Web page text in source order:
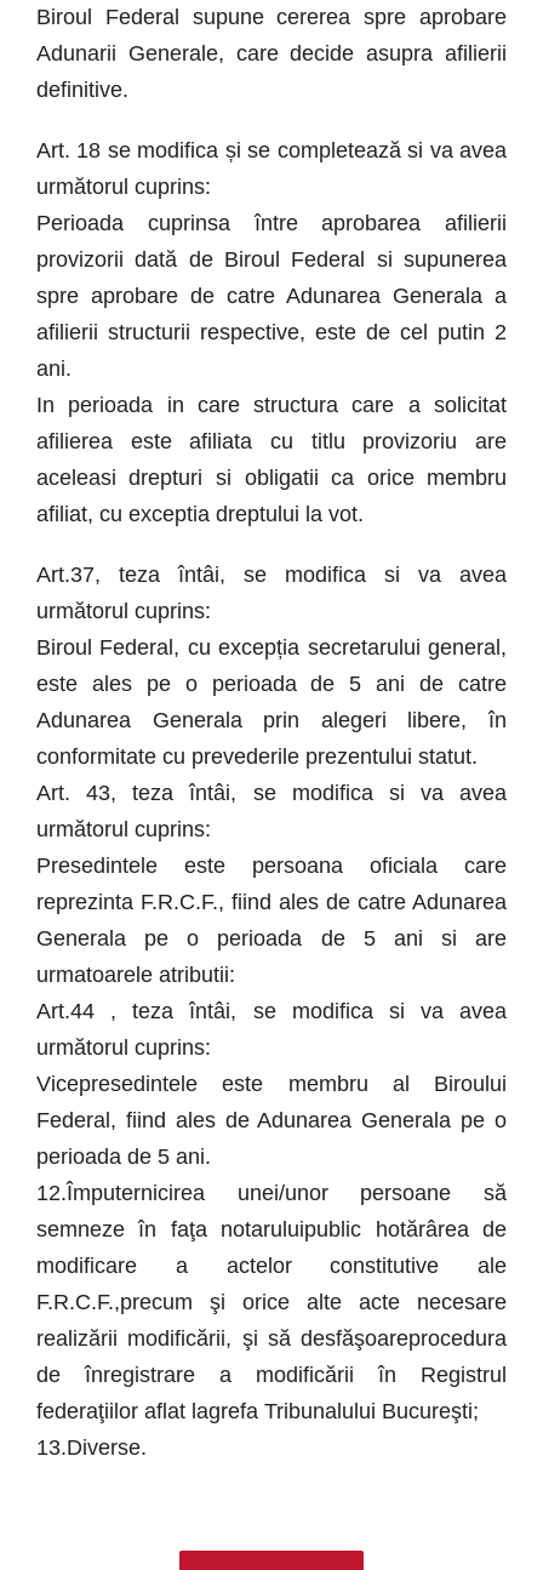
Biroul Federal supune cererea spre aprobare
Adunarii Generale, care decide asupra afilierii
definitive.
Art. 18 se modifica și se completează si va avea
următorul cuprins:
Perioada cuprinsa între aprobarea afilierii
provizorii dată de Biroul Federal si supunerea
spre aprobare de catre Adunarea Generala a
afilierii structurii respective, este de cel putin 2
ani.
In perioada in care structura care a solicitat
afilierea este afiliata cu titlu provizoriu are
aceleasi drepturi si obligatii ca orice membru
afiliat, cu exceptia dreptului la vot.
Art.37, teza întâi, se modifica si va avea
următorul cuprins:
Biroul Federal, cu excepția secretarului general,
este ales pe o perioada de 5 ani de catre
Adunarea Generala prin alegeri libere, în
conformitate cu prevederile prezentului statut.
Art. 43, teza întâi, se modifica si va avea
următorul cuprins:
Presedintele este persoana oficiala care
reprezinta F.R.C.F., fiind ales de catre Adunarea
Generala pe o perioada de 5 ani si are
urmatoarele atributii:
Art.44 , teza întâi, se modifica si va avea
următorul cuprins:
Vicepresedintele este membru al Biroului
Federal, fiind ales de Adunarea Generala pe o
perioada de 5 ani.
12.Împuternicirea unei/unor persoane să
semneze în faţa notaruluipublic hotărârea de
modificare a actelor constitutive ale
F.R.C.F.,precum şi orice alte acte necesare
realizării modificării, şi să desfăşoareprocedura
de înregistrare a modificării în Registrul
federaţiilor aflat lagrefa Tribunalului Bucureşti;
13.Diverse.